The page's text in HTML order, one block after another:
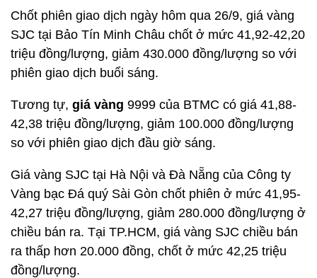
Chốt phiên giao dịch ngày hôm qua 26/9, giá vàng
SJC tại Bảo Tín Minh Châu chốt ở mức 41,92-42,20
triệu đồng/lượng, giảm 430.000 đồng/lượng so với
phiên giao dịch buổi sáng.
Tương tự, giá vàng 9999 của BTMC có giá 41,88-
42,38 triệu đồng/lượng, giảm 100.000 đồng/lượng
so với phiên giao dịch đầu giờ sáng.
Giá vàng SJC tại Hà Nội và Đà Nẵng của Công ty
Vàng bạc Đá quý Sài Gòn chốt phiên ở mức 41,95-
42,27 triệu đồng/lượng, giảm 280.000 đồng/lượng ở
chiều bán ra. Tại TP.HCM, giá vàng SJC chiều bán
ra thấp hơn 20.000 đồng, chốt ở mức 42,25 triệu
đồng/lượng.